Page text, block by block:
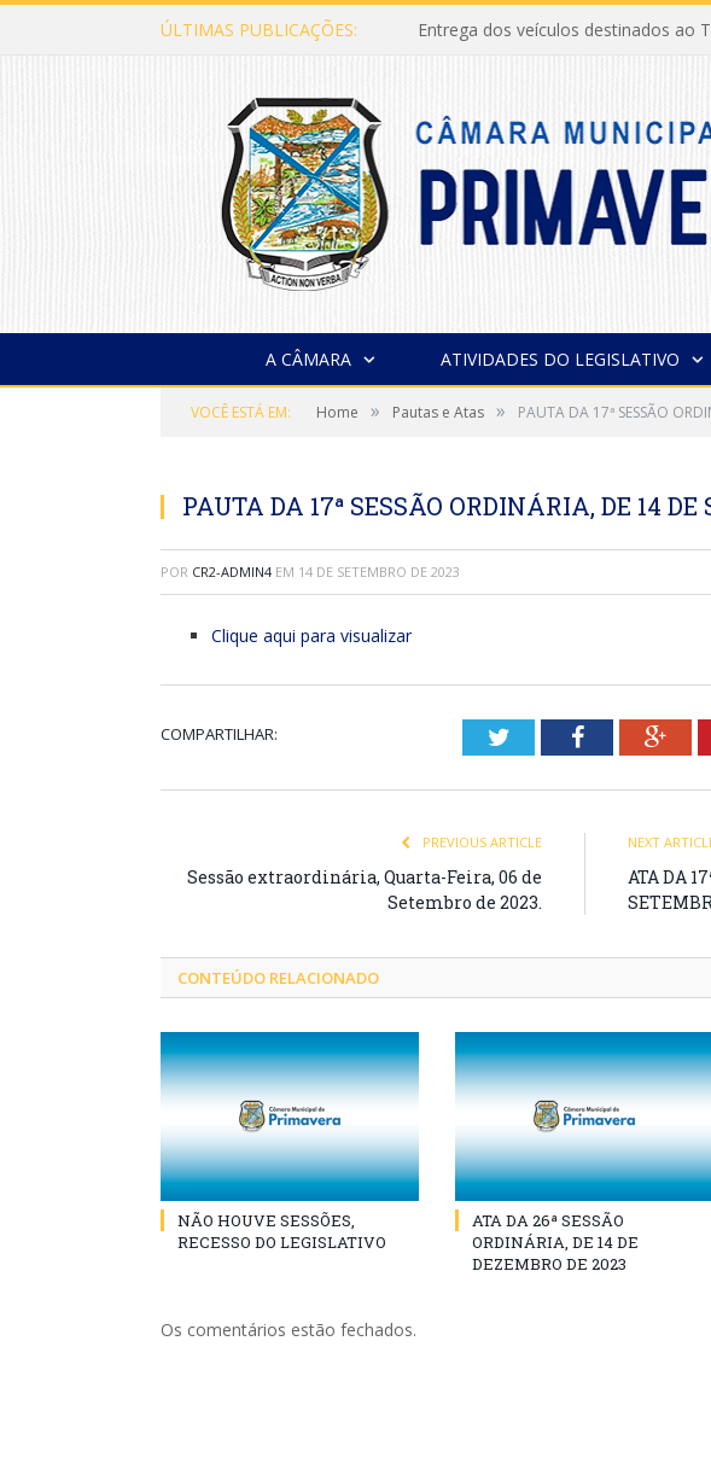
ÚLTIMAS PUBLICAÇÕES: Entrega dos veículos destinados ao
A CÂMARA ATIVIDADES DO LEGISLATIVO
VOCÊ ESTÁ EM: Home » Pautas e Atas » PAUTA DA 17ª SESSÃO
PAUTA DA 17ª SESSÃO ORDINÁRIA, DE 14 DE
POR CR2-ADMIN4 EM 14 DE SETEMBRO DE 2023
Clique aqui para visualizar
COMPARTILHAR: TwitterFacebook
PREVIOUS ARTICLE
Sessão extraordinária, Quarta-Feira, 06 de
Setembro de 2023.
NEXT
ATA DA
CONTEÚDO RELACIONADO
NÃO HOUVE SESSÕES,
RECESSO DO LEGISLATIVO
ATA DA 26ª SESSÃO
ORDINÁRIA, DE 14 DE
DEZEMBRO DE 2023
Os comentários estão fechados.